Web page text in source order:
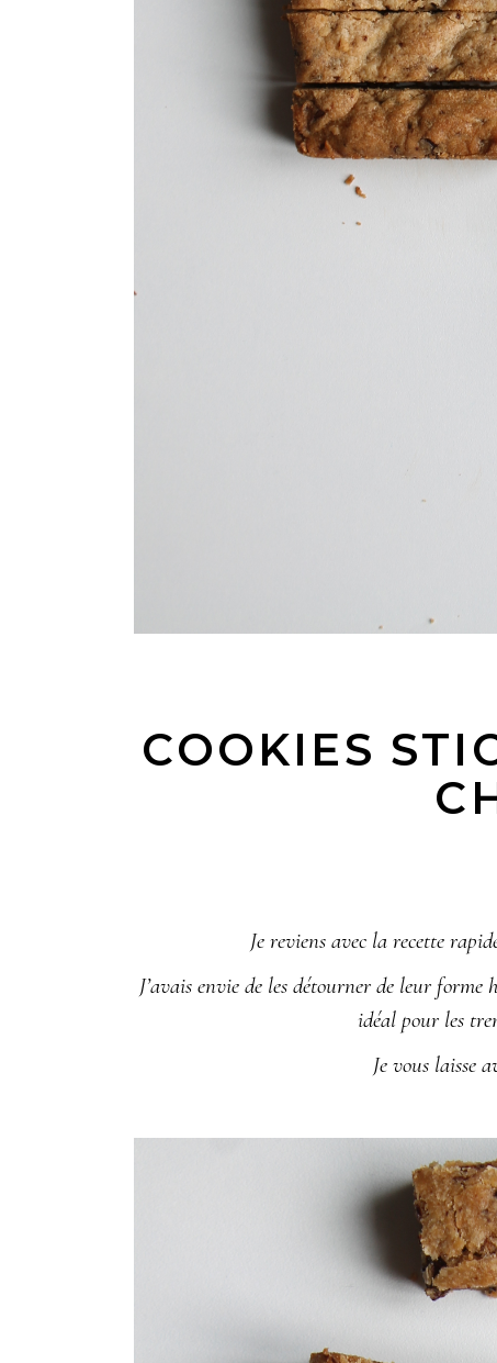
COOKIES
Je reviens avec la recette
J’avais envie de les détourner de leur forme
idéal pour les
Je vous laisse